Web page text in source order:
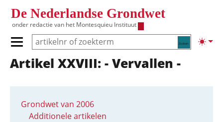
De Nederlandse Grondwet
onder redactie van het Montesquieu Instituut
Zoeken
Primair menu tonen/verbergen
Hoofdnavigatie
Artikel XXVIII: - Vervallen -
Grondwet van 2006
Additionele artikelen